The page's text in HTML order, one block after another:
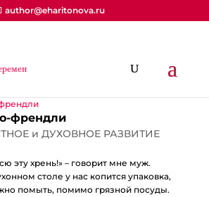
author@eharitonova.ru
френдли
и ДУХОВНОЕ РАЗВИТИЕ
эту хрень!» – говорит мне муж. ⠀
столе у нас копится упаковка,
помыть, помимо грязной посуды.